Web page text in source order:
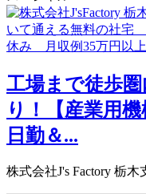
工場まで徒歩
り！【産業用
日勤＆...
株式会社J's Factory 栃木